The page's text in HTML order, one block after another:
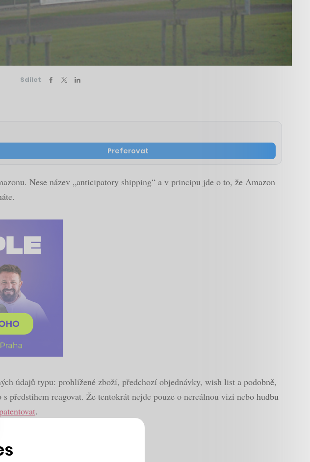
Sdílet
Preferovat
Nese název „anticipatory shipping“ a v principu jde o to, že Amazon
údajů typu: prohlížené zboží, předchozí objednávky, wish list a podobně,
předstihem reagovat. Že tentokrát nejde pouze o nereálnou vizi nebo hudbu
.